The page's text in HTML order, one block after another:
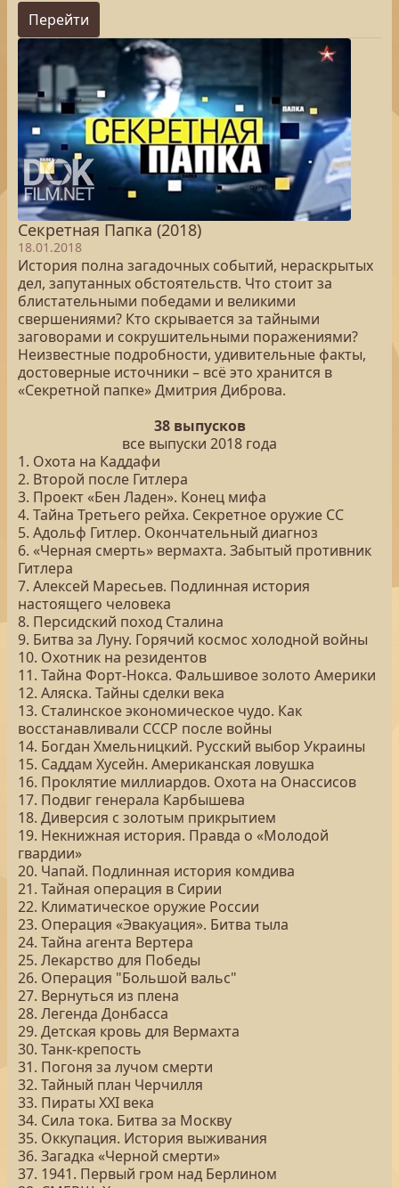
Перейти
Секретная Папка (2018)
18.01.2018
История полна загадочных событий, нераскрытых
дел, запутанных обстоятельств. Что стоит за
блистательными победами и великими
свершениями? Кто скрывается за тайными
заговорами и сокрушительными поражениями?
Неизвестные подробности, удивительные факты,
достоверные источники – всё это хранится в
«Секретной папке» Дмитрия Диброва.
38 выпусков
все выпуски 2018 года
1. Охота на Каддафи
2. Второй после Гитлера
3. Проект «Бен Ладен». Конец мифа
4. Тайна Третьего рейха. Секретное оружие СС
5. Адольф Гитлер. Окончательный диагноз
6. «Черная смерть» вермахта. Забытый противник
Гитлера
7. Алексей Маресьев. Подлинная история
настоящего человека
8. Персидский поход Сталина
9. Битва за Луну. Горячий космос холодной войны
10. Охотник на резидентов
11. Тайна Форт-Нокса. Фальшивое золото Америки
12. Аляска. Тайны сделки века
13. Сталинское экономическое чудо. Как
восстанавливали СССР после войны
14. Богдан Хмельницкий. Русский выбор Украины
15. Саддам Хусейн. Американская ловушка
16. Проклятие миллиардов. Охота на Онассисов
17. Подвиг генерала Карбышева
18. Диверсия с золотым прикрытием
19. Некнижная история. Правда о «Молодой
гвардии»
20. Чапай. Подлинная история комдива
21. Тайная операция в Сирии
22. Климатическое оружие России
23. Операция «Эвакуация». Битва тыла
24. Тайна агента Вертера
25. Лекарство для Победы
26. Операция "Большой вальс"
27. Вернуться из плена
28. Легенда Донбасса
29. Детская кровь для Вермахта
30. Танк-крепость
31. Погоня за лучом смерти
32. Тайный план Черчилля
33. Пираты ХХI века
34. Сила тока. Битва за Москву
35. Оккупация. История выживания
36. Загадка «Черной смерти»
37. 1941. Первый гром над Берлином